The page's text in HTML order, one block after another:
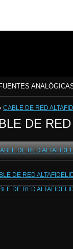
FUENTES
CABLE DE RED
DE